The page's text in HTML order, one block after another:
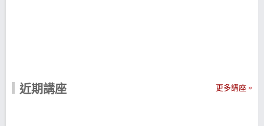
近期講座 更多講座